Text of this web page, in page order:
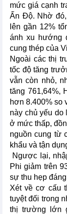
mức giá cạnh
Ấn Độ. Nhờ
lên gần 12%
ánh xu hướng
cung thép của
Ngoài các thị
tốc độ tăng
vẫn còn nhỏ,
tăng 761,64%,
hơn 8.400% so
này chủ yếu
ở mức thấp,
nguồn cung từ
khẩu và tận
Ngược lại,
Phi giảm trên
sự thu hẹp
Xét về cơ cấu
tuyệt đối trong
thị trường lớn